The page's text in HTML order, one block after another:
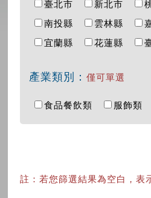
臺北市 新北市
南投縣
雲林縣
宜蘭縣
花蓮縣
產業類別： 僅可單選
食品餐飲類 服飾類
註：若您篩選結果為空白，表